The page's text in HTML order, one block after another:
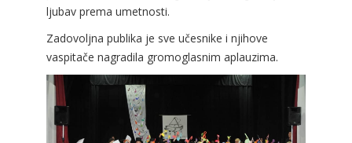
ljubav prema umetnosti.
Zadovoljna publika je sve učesnike i njihove
vaspitače nagradila gromoglasnim aplauzima.